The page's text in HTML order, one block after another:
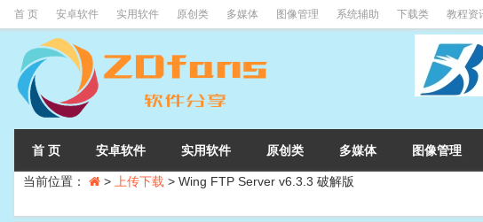
首 页 安卓软件 实用软件 原创类 多媒体 图像管理 系统辅助 下载类 教程资
首 页 安卓软件 实用软件 原创类 多媒体 图像管理
当前位置： > 上传下载 > Wing FTP Server v6.3.3 破解版